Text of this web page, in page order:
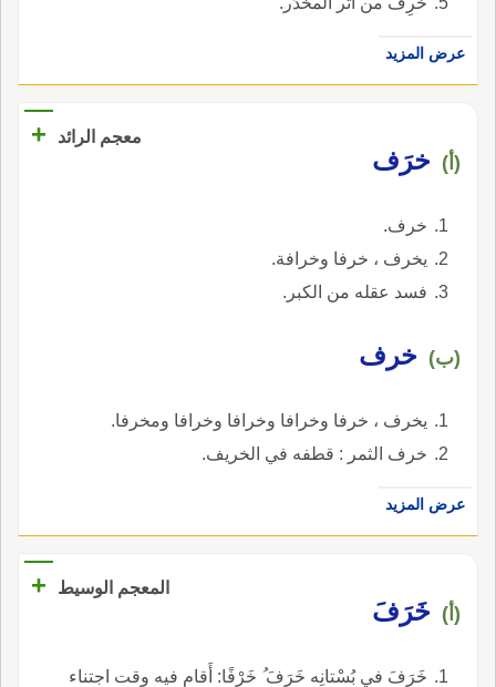
عرض المزيد
معجم الرائد +
(أ) خرَف
خرف.
يخرف ، خرفا وخرافة.
فسد عقله من الكبر.
(ب) خرف
يخرف ، خرفا وخرافا وخرافا وخرافا ومخرفا.
خرف الثمر : قطفه في الخريف.
عرض المزيد
المعجم الوسيط +
(أ) خَرَفَ
خَرَفَ في بُسْتانِه خَرَفَ ُ خَرْفًا: أَقام فيه وقت اجتناء